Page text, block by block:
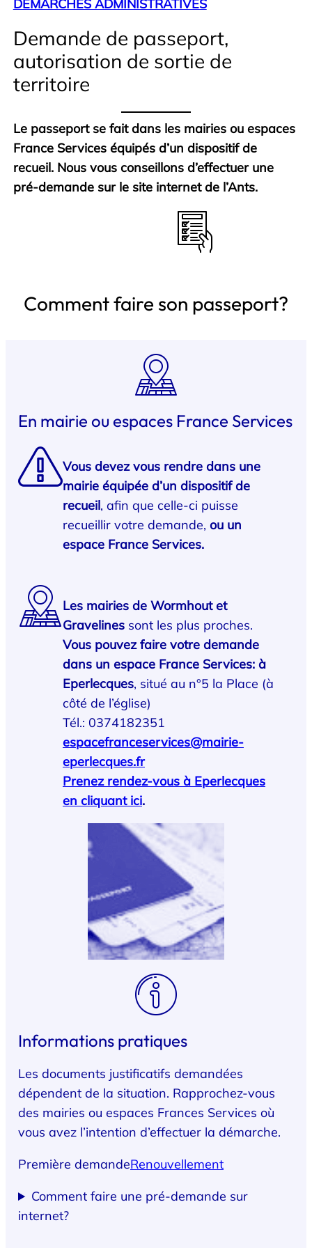
DÉMARCHES ADMINISTRATIVES
Demande de passeport,
autorisation de sortie de
territoire
Le passeport se fait dans les mairies ou espaces
France Services équipés d’un dispositif de
recueil. Nous vous conseillons d’effectuer une
pré-demande sur le site internet de l’Ants.
Comment faire son passeport?
En mairie ou espaces France Services
Vous devez vous rendre dans une
mairie équipée d’un dispositif de
recueil, afin que celle-ci puisse
recueillir votre demande, ou un
espace France Services.
Les mairies de Wormhout et
Gravelines sont les plus proches.
Vous pouvez faire votre demande
dans un espace France Services: à
Eperlecques, situé au n°5 la Place (à
côté de l’église)
Tél.: 0374182351
espacefranceservices@mairie-
eperlecques.fr
Prenez rendez-vous à Eperlecques
en cliquant ici.
Informations pratiques
Les documents justificatifs demandées
dépendent de la situation. Rapprochez-vous
des mairies ou espaces Frances Services où
vous avez l’intention d’effectuer la démarche.
Première demandeRenouvellement
Comment faire une pré-demande sur
internet?